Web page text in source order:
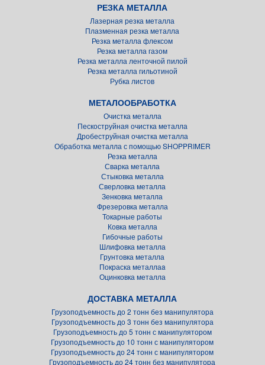
РЕЗКА МЕТАЛЛА
Лазерная резка металла
Плазменная резка металла
Резка металла флексом
Резка металла газом
Резка металла ленточной пилой
Резка металла гильотиной
Рубка листов
МЕТАЛООБРАБОТКА
Очистка металла
Пескоструйная очистка металла
Дробеструйная очистка металла
Обработка металла с помощью SHOPPRIMER
Резка металла
Сварка металла
Стыковка металла
Сверловка металла
Зенковка металла
Фрезеровка металла
Токарные работы
Ковка металла
Гибочные работы
Шлифовка металла
Грунтовка металла
Покраска металлаa
Оцинковка металла
ДОСТАВКА МЕТАЛЛА
Грузоподъемность до 2 тонн без манипулятора
Грузоподъемность до 3 тонн без манипулятора
Грузоподъемность до 5 тонн с манипулятором
Грузоподъемность до 10 тонн с манипулятором
Грузоподъемность до 24 тонн с манипулятором
Грузоподъемность до 24 тонн без манипулятора